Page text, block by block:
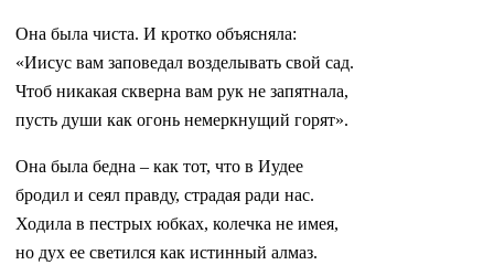
Она была чиста. И кротко объясняла:
«Иисус вам заповедал возделывать свой сад.
Чтоб никакая скверна вам рук не запятнала,
пусть души как огонь немеркнущий горят».
Она была бедна – как тот, что в Иудее
бродил и сеял правду, страдая ради нас.
Ходила в пестрых юбках, колечка не имея,
но дух ее светился как истинный алмаз.